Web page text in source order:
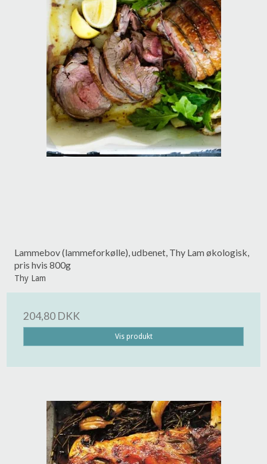
Lammebov (lammeforkølle), udbenet, Thy Lam økologisk,
pris hvis 800g
Thy Lam
204,80 DKK
Vis produkt